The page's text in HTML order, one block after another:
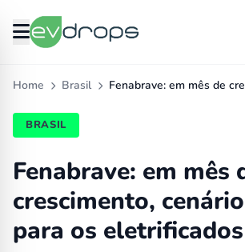
Home Brasil Fenabrave: em mês de
BRASIL
Fenabrave: em mês
crescimento,
para os eletrificados